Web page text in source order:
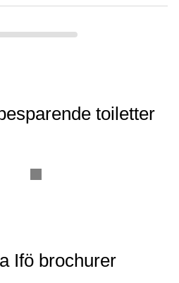
toiletter
Ifö brochurer